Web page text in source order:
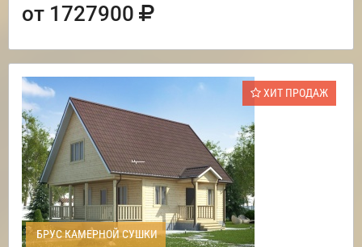
от 1727900
ХИТ ПРОДАЖ
БРУС КАМЕРНОЙ СУШКИ